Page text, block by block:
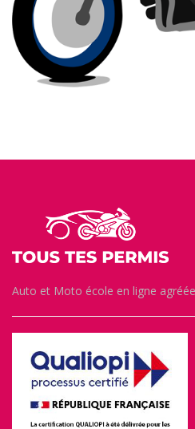
Auto et Moto école en ligne